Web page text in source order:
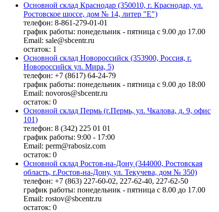
Основной склад Краснодар (350010, г. Краснодар, ул.
Ростовское шоссе, дом № 14, литер "Е")
телефон: 8-861-279-01-01
график работы: понедельник - пятница с 9.00 до 17.00
Email: sale@sbcentr.ru
остаток: 1
Основной склад Новороссийск (353900, Россия, г.
Новороссийск ул. Мира, 5)
телефон: +7 (8617) 64-24-79
график работы: понедельник - пятница с 9.00 до 18:00
Email: novoros@sbcentr.ru
остаток: 0
Основной склад Пермь (г.Пермь, ул. Чкалова, д. 9, офис
101)
телефон: 8 (342) 225 01 01
график работы: 9:00 - 17:00
Email: perm@rabosiz.com
остаток: 0
Основной склад Ростов-на-Дону (344000, Ростовская
область, г.Ростов-на-Дону, ул. Текучева, дом № 350)
телефон: +7 (863) 227-60-02, 227-62-40, 227-62-50
график работы: понедельник - пятница с 8.00 до 17.00
Email: rostov@sbcentr.ru
остаток: 0